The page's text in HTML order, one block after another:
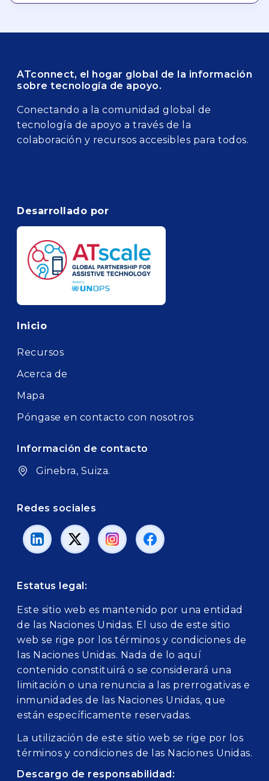
ATconnect, el hogar global de la información
sobre tecnología de apoyo.
Conectando a la comunidad global de
tecnología de apoyo a través de la
colaboración y recursos accesibles para todos.
Desarrollado por
Footer
Inicio
Recursos
Acerca de
Mapa
Póngase en contacto con nosotros
Información de contacto
Ginebra, Suiza.
Redes sociales
Estatus legal:
Este sitio web es mantenido por una entidad
de las Naciones Unidas. El uso de este sitio
web se rige por los términos y condiciones de
las Naciones Unidas. Nada de lo aquí
contenido constituirá o se considerará una
limitación o una renuncia a las prerrogativas e
inmunidades de las Naciones Unidas, que
están específicamente reservadas.
La utilización de este sitio web se rige por los
términos y condiciones de las Naciones Unidas.
Descargo de responsabilidad: